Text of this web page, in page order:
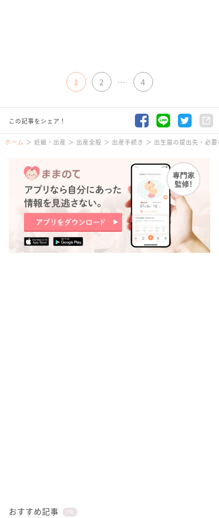
1 2 … 4
この記事をシェア！
ホーム 妊娠・出産 出産全般 出産手続き 出生届の提出先・必
おすすめ記事 PR